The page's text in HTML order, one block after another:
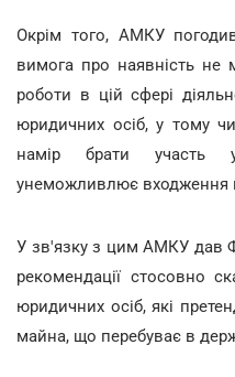
Окрім того, АМКУ
вимога про наявність не
роботи в цій сфері
юридичних осіб, у тому
намір брати участь
унеможливлює входження
У зв'язку з цим АМКУ дав
рекомендації стосовно
юридичних осіб, які
майна, що перебуває в